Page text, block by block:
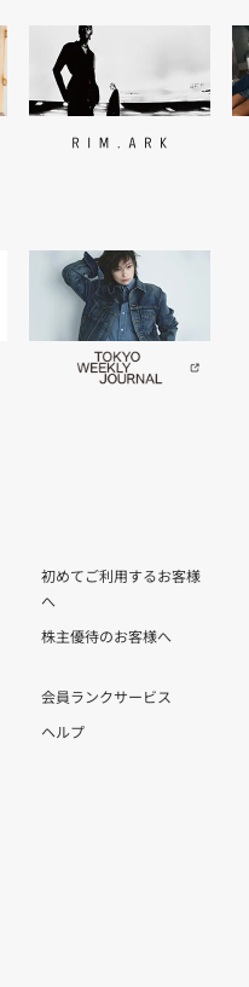
初めてご利用するお客様
へ
株主優待のお客様へ
会員ランクサービス
ヘルプ